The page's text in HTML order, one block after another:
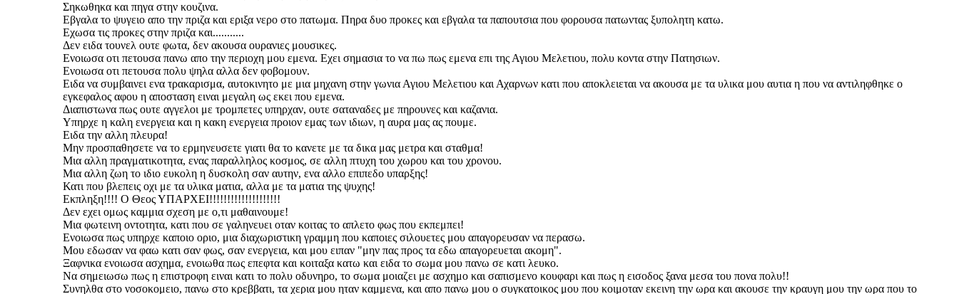
Σηκωθηκα και πηγα στην κουζινα.
Εβγαλα το ψυγειο απο την πριζα και εριξα νερο στο πατωμα. Πηρα δυο προκες και εβγαλα τα παπουτσια που φορουσα πατωντας ξυπολητη κατω.
Εχωσα τις προκες στην πριζα και...........
Δεν ειδα τουνελ ουτε φωτα, δεν ακουσα ουρανιες μουσικες.
Ενοιωσα οτι πετουσα πανω απο την περιοχη μου εμενα. Εχει σημασια το να πω πως εμενα επι της Αγιου Μελετιου, πολυ κοντα στην Πατησιων.
Ενοιωσα οτι πετουσα πολυ ψηλα αλλα δεν φοβομουν.
Ειδα να συμβαινει ενα τρακαρισμα, αυτοκινητο με μια μηχανη στην γωνια Αγιου Μελετιου και Αχαρνων κατι που αποκλειεται να ακουσα με τα υλικα μου αυτια η που να αντιληφθηκε ο
εγκεφαλος αφου η αποσταση ειναι μεγαλη ως εκει που εμενα.
Διαπιστωνα πως ουτε αγγελοι με τρομπετες υπηρχαν, ουτε σαταναδες με πηρουνες και καζανια.
Υπηρχε η καλη ενεργεια και η κακη ενεργεια προιον εμας των ιδιων, η αυρα μας ας πουμε.
Ειδα την αλλη πλευρα!
Μην προσπαθησετε να το ερμηνευσετε γιατι θα το κανετε με τα δικα μας μετρα και σταθμα!
Μια αλλη πραγματικοτητα, ενας παραλληλος κοσμος, σε αλλη πτυχη του χωρου και του χρονου.
Μια αλλη ζωη το ιδιο ευκολη η δυσκολη σαν αυτην, ενα αλλο επιπεδο υπαρξης!
Κατι που βλεπεις οχι με τα υλικα ματια, αλλα με τα ματια της ψυχης!
Εκπληξη!!!! Ο Θεος ΥΠΑΡΧΕΙ!!!!!!!!!!!!!!!!!!!!
Δεν εχει ομως καμμια σχεση με ο,τι μαθαινουμε!
Μια φωτεινη οντοτητα, κατι που σε γαληνευει οταν κοιτας το απλετο φως που εκπεμπει!
Ενοιωσα πως υπηρχε καποιο οριο, μια διαχωριστικη γραμμη που καποιες σιλουετες μου απαγορευσαν να περασω.
Μου εδωσαν να φαω κατι σαν φως, σαν ενεργεια, και μου ειπαν "μην πας προς τα εδω απαγορευεται ακομη".
Ξαφνικα ενοιωσα ασχημα, ενοιωθα πως επεφτα και κοιταξα κατω και ειδα το σωμα μου πανω σε κατι λευκο.
Να σημειωσω πως η επιστροφη ειναι κατι το πολυ οδυνηρο, το σωμα μοιαζει με ασχημο και σαπισμενο κουφαρι και πως η εισοδος ξανα μεσα του πονα πολυ!!
Συνηλθα στο νοσοκομειο, πανω στο κρεββατι, τα χερια μου ηταν καμμενα, και απο πανω μου ο συγκατοικος μου που κοιμοταν εκεινη την ωρα και ακουσε την κραυγη μου την ωρα που το